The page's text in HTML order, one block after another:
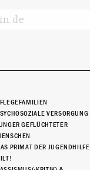
VERSORGUNG
GEFLÜCHTETER
PRIMAT DER JUGENDHILFE